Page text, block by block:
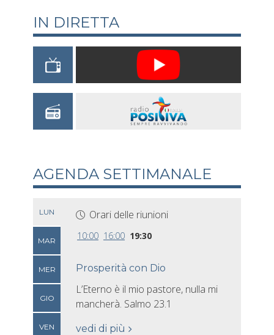
IN DIRETTA
AGENDA SETTIMANALE
LUN
MAR
MER
GIO
VEN
Orari delle riunioni
10:00 16:00 19:30
Prosperità con Dio
L’Eterno è il mio pastore, nulla mi
mancherà. Salmo 23.1
vedi di più